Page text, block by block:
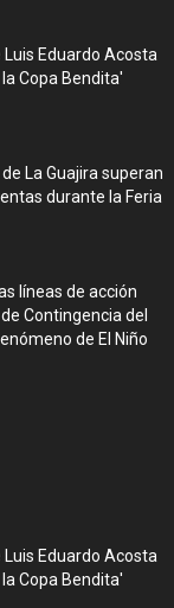
Eduardo Acosta
Copa Bendita'
La Guajira superan
durante la Feria
líneas de acción
Contingencia del
de El Niño
Eduardo Acosta
Copa Bendita'